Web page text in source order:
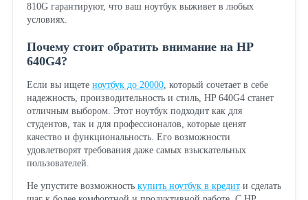
810G гарантируют, что ваш ноутбук выживет в любых
условиях.
Почему стоит обратить внимание на HP
640G4?
Если вы ищете ноутбук до 20000, который сочетает в себе
надежность, производительность и стиль, HP 640G4 станет
отличным выбором. Этот ноутбук подходит как для
студентов, так и для профессионалов, которые ценят
качество и функциональность. Его возможности
удовлетворят требования даже самых взыскательных
пользователей.
Не упустите возможность купить ноутбук в кредити сделать